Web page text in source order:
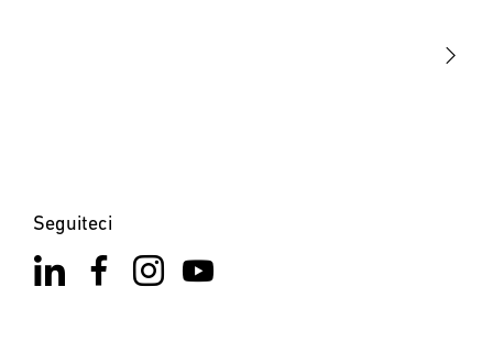
Seguiteci